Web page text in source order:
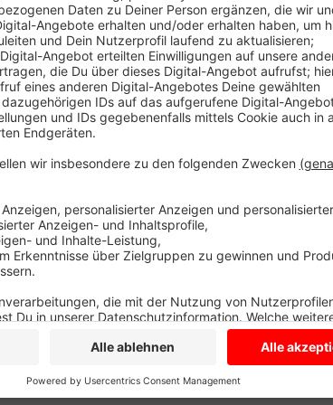
Die Stadt plant eine Testphase und spricht derzeit
gemeldet, um bei der Testphase mitzumachen.
Über die App bieten Sie über Ihr Smartphone an,
Gleichzeitig sollen Sie sich auch mitnehmen lassen
Anzeige